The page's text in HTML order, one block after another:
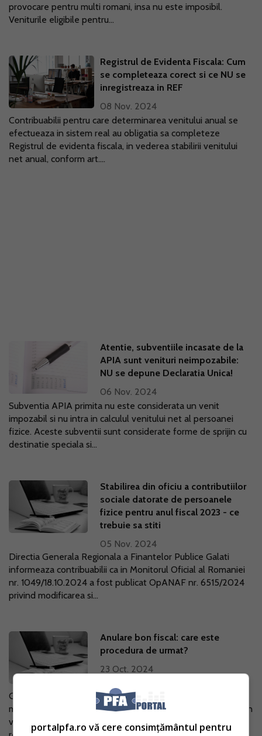
provocare pentru multi romani, insa nu este imposibil.
Veniturile eligibile pentru...
Registrul de Evidenta Fiscala: Cum
se completeaza corect si ce NU se
inregistreaza in REF
08 Nov. 2024
Contribuabilii pentru care determinarea venitului anual se
efectueaza in sistem real au obligatia sa completeze
Registrul de evidenta fiscala, in vederea stabilirii venitului
net anual, conform art....
Atentie, subventiile incasate de la
APIA sunt venituri neimpozabile:
NU se depune Declaratia Unica!
06 Nov. 2024
Subventia APIA primita nu este considerata un venit
impozabil si nu intra in calculul venitului net al persoanei
fizice. Aceste subventii sunt considerate forme de sprijin cu
destinatie speciala si...
Stabilirea din oficiu a contributiilor
sociale datorate de persoanele
fizice pentru anul fiscal 2023 - ce
trebuie sa stiti
05 Nov. 2024
Directia Generala Regionala a Finantelor Publice Galati
informeaza contribuabilii ca in Monitorul Oficial al Romaniei
nr. 1049/18.10.2024 a fost publicat OpANAF nr. 6515/2024
privind modificarea si...
Anulare bon fiscal: care este
procedura de urmat?
23 Oct. 2024
Gestionarea corecta a bonurilor fiscale emise prin casa de
marcat este esentiala pentru respectarea legislatiei fiscale in
vigoare. Situatiile in care anumite bonuri sunt anulate impun
portalpfa.ro vă cere consimțământul pentru